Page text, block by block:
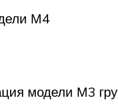
М4
модели М3